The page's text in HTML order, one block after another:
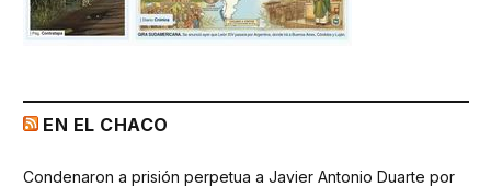
EN EL CHACO
Condenaron a prisión perpetua a Javier Antonio Duarte por